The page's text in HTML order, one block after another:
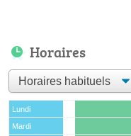
Horaires
Lundi
Mardi